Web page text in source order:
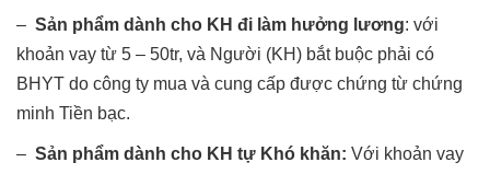
– Sản phẩm dành cho KH đi làm hưởng lương: với
khoản vay từ 5 – 50tr, và Người (KH) bắt buộc phải có
BHYT do công ty mua và cung cấp được chứng từ chứng
minh Tiền bạc.
– Sản phẩm dành cho KH tự Khó khăn: Với khoản vay